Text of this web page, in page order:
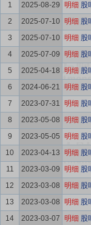
1
2025-08-29 明细 股
2
2025-07-10 明细 股
3
2025-07-10 明细 股
4
2025-07-09 明细 股
5
2025-04-18 明细 股
6
2024-06-21 明细 股
7
2023-07-31 明细 股
8
2023-05-08 明细 股
9
2023-05-05 明细 股
10
2023-04-13 明细 股
11
2023-03-09 明细 股
12
2023-03-08 明细 股
13
2023-03-08 明细 股
14
2023-03-07 明细 股